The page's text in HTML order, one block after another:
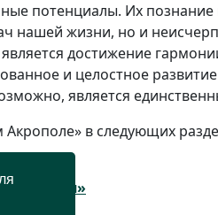
потенциалы. Их
нашей жизни, но и
достижение
и целостное
является
в следующих